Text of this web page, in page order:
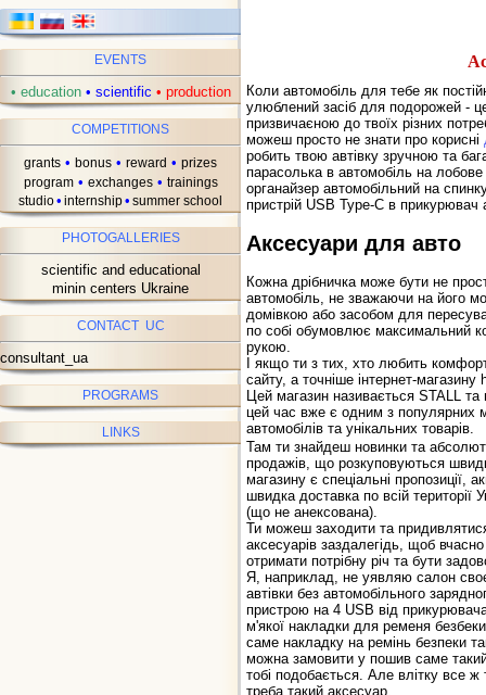
EVENTS
• education • scientific • production
COMPETITIONS
grants • bonus • reward • prizes
program • exchanges • trainings
studio• internship• summer school
PHOTOGALLERIES
scientific and educational
minin centers Ukraine
CONTACT UC
consultant_ua
PROGRAMS
LINKS
Коли автомобіль для тебе як
улюблений засіб для подорожей -
призвичаєною до твоїх різних
можеш просто не знати про корисні
робить твою автівку зручною та
парасолька в автомобіль на
органайзер автомобільний на
пристрій USB Type-C в прикурювач
Аксесуари для авто
Кожна дрібничка може бути не
автомобіль, не зважаючи на його
домівкою або засобом для
по собі обумовлює максимальний
рукою.
І якщо ти з тих, хто любить
сайту, а точніше інтернет-
Цей магазин називається STALL
цей час вже є одним з популярних
автомобілів та унікальних товарів.
Там ти знайдеш новинки та
продажів, що розкуповуються
магазину є спеціальні пропозиції,
швидка доставка по всій території
(що не анексована).
Ти можеш заходити та
аксесуарів заздалегідь, щоб вчасно
отримати потрібну річ та бути
Я, наприклад, не уявляю салон
автівки без автомобільного
пристрою на 4 USB від
м'якої накладки для ременя
саме накладку на ремінь безпеки
можна замовити у пошив саме
тобі подобається. Але влітку все ж
треба такий аксесуар,